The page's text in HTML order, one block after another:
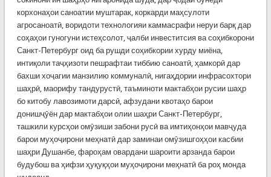
корхонаҳои саноатии муштарак, коркарди маҳсулоти
агросаноатӣ, воридоти технологияи каммасрафи неруи барқ дар
соҳаҳои гуногуни истеҳсолот, ҷалби инвеститсия ва соҳибкорони
Санкт-Петербург оид ба рушди соҳибкории хурду миёна,
интиқоли таҷҳизоти пешрафтаи тиббию саноатӣ, ҳамкорӣ дар
бахши хоҷагии манзилию коммуналӣ, нигаҳдории инфрасохтори
шаҳрӣ, маорифу тандурустӣ, таъминоти мактабҳои русии шаҳр
бо китобу лавозимоти дарсӣ, афзудани квотаҳо барои
донишҷӯён дар мактабҳои олии шаҳри Санкт-Петербург,
ташкили курсҳои омӯзиши забони русӣ ва имтиҳонҳои мавҷуда
барои муҳоҷирони меҳнатӣ дар заминаи омӯзишгоҳҳои касбии
шаҳри Душанбе, фароҳам овардани шароити арзанда барои
будубош ва ҳифзи ҳуқуқҳои муҳоҷирони меҳнатӣ ба роҳ монда